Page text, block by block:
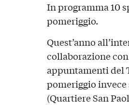
In programma 10
pomeriggio.
Quest’anno
collaborazione
appuntamenti del
pomeriggio
(Quartiere San